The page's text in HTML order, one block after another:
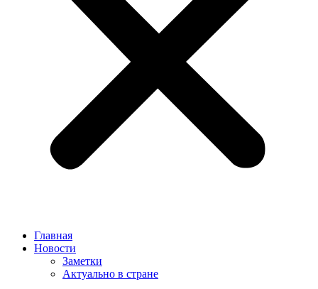
Главная
Новости
Заметки
Актуально в стране